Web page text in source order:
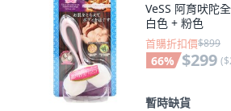
VeSS 阿育吠陀
白色 + 粉色
首購折扣價$899
66% $299 (
暫時缺貨